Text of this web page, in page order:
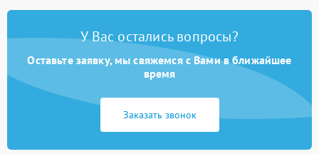
У Вас остались вопросы?
Оставьте заявку, мы свяжемся с Вами в ближайшее
время
Заказать звонок